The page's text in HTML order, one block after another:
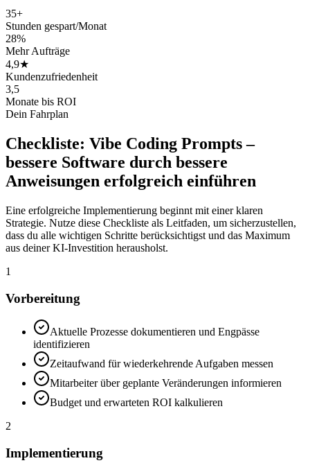
35+
Stunden gespart/Monat
28%
Mehr Aufträge
4,9★
Kundenzufriedenheit
3,5
Monate bis ROI
Dein Fahrplan
Checkliste: Vibe Coding Prompts –
bessere Software durch bessere
Anweisungen erfolgreich einführen
Eine erfolgreiche Implementierung beginnt mit einer klaren
Strategie. Nutze diese Checkliste als Leitfaden, um sicherzustellen,
dass du alle wichtigen Schritte berücksichtigst und das Maximum
aus deiner KI-Investition herausholst.
1
Vorbereitung
Aktuelle Prozesse dokumentieren und Engpässe
identifizieren
Zeitaufwand für wiederkehrende Aufgaben messen
Mitarbeiter über geplante Veränderungen informieren
Budget und erwarteten ROI kalkulieren
2
Implementierung